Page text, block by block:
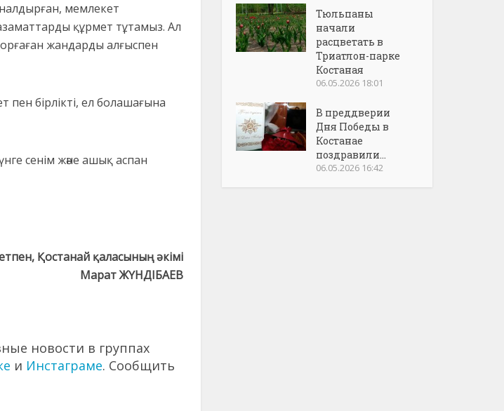
мемлекет
құрмет тұтамыз. Ал
жандарды алғыспен
пен бірлікті, ел болашағына
сенім және ашық аспан
Қостанай қаласының әкімі
Марат ЖҮНДІБАЕВ
новости в группах
и Инстаграме. Сообщить
Тюльпаны
начали
расцветать в
Триатлон-парке
Костаная
06.05.2026 18:01
В преддверии
Дня Победы в
Костанае
поздравили...
06.05.2026 16:42